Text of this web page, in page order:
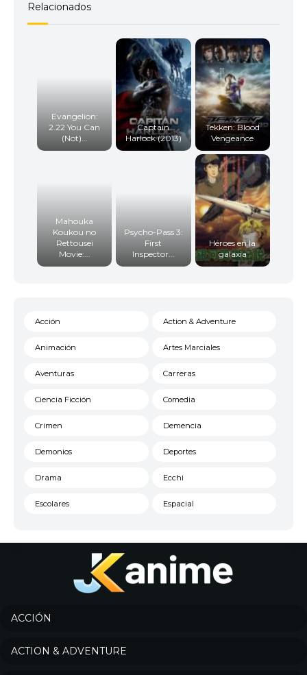
Relacionados
Evangelion:
2.22 You Can
(Not)...
Captain
Harlock (2013)
Tekken: Blood
Vengeance
Mahouka
Koukou no
Rettousei
Movie:...
Psycho-Pass 3:
First
Inspector...
Héroes en la
galaxia
Acción Action & Adventure
Animación Artes Marciales
Aventuras Carreras
Ciencia Ficción Comedia
Crimen Demencia
Demonios Deportes
Drama Ecchi
Escolares Espacial
Historico
Josei
ACCIÓN
ACTION & ADVENTURE